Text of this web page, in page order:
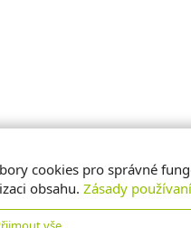
cookies pro správné
obsahu. Zásady používaní